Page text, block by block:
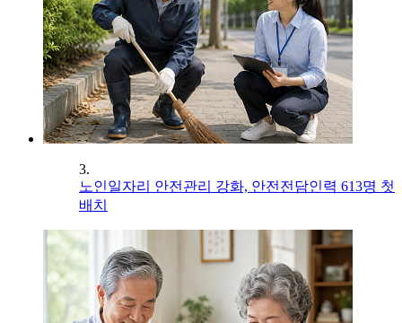
3.
노인일자리 안전관리 강화, 안전전담인력 613명 첫
배치